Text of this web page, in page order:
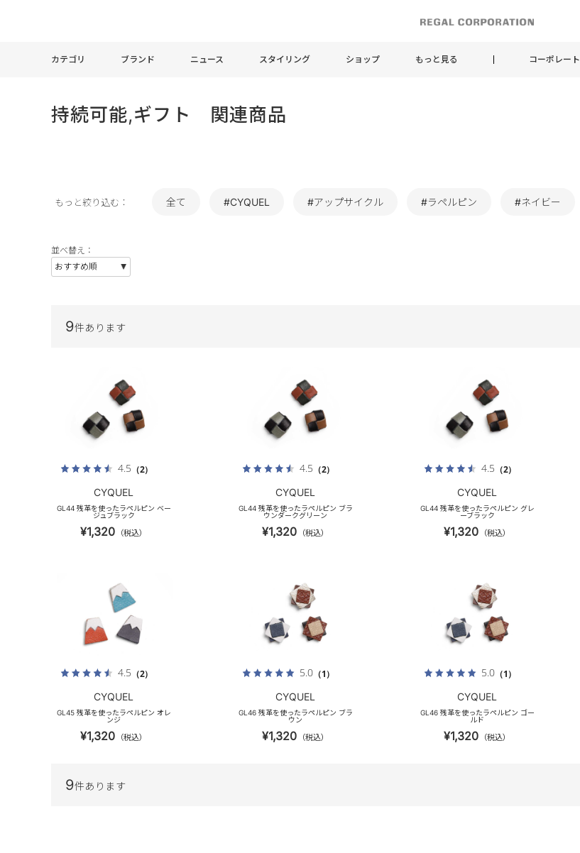
カテゴリ ブランド ニュース スタイリング ショップ もっと見る コーポレート
持続可能,ギフト 関連商品
もっと絞り込む： 全て #CYQUEL #アップサイクル #ラペルピン #ネイビー
並べ替え：
9件あります
4.5 （2）
CYQUEL
GL44 残革を使ったラペルピン ベー
ジュブラック
¥1,320 （税込）
4.5 （2）
CYQUEL
GL44 残革を使ったラペルピン ブラ
ウンダークグリーン
¥1,320 （税込）
4.5 （2）
CYQUEL
GL44 残革を使ったラペルピン グレ
ーブラック
¥1,320 （税込）
4.5 （2）
CYQUEL
GL45 残革を使ったラペルピン オレ
ンジ
¥1,320 （税込）
5.0（1）
CYQUEL
GL46 残革を使ったラペルピン ブラ
ウン
¥1,320 （税込）
5.0（1）
CYQUEL
GL46 残革を使ったラペルピン ゴー
ルド
¥1,320 （税込）
9件あります